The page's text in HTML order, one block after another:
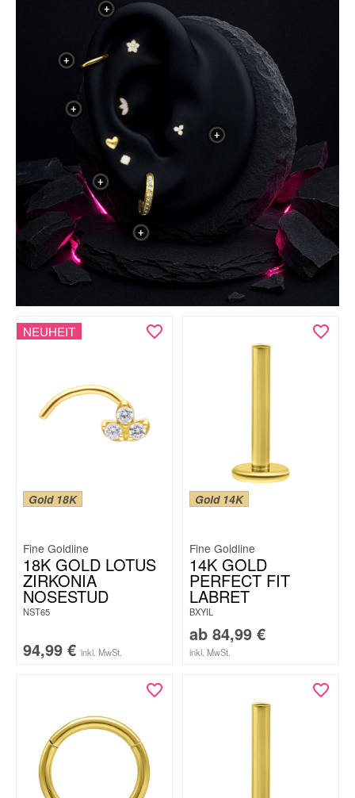
+
+
+
+
+
+
NEUHEIT
Gold 18K
Fine Goldline
18K GOLD LOTUS
ZIRKONIA
NOSESTUD
NST65
94,99 € inkl. MwSt.
Gold 14K
Fine Goldline
14K GOLD
PERFECT FIT
LABRET
BXYIL
ab 84,99 €
inkl. MwSt.